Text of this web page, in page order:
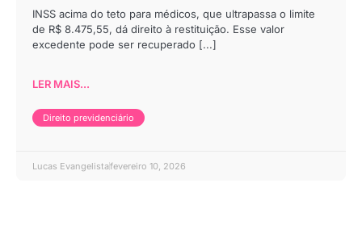
INSS acima do teto para médicos, que ultrapassa o limite
de R$ 8.475,55, dá direito à restituição. Esse valor
excedente pode ser recuperado [...]
LER MAIS...
Direito previdenciário
Lucas Evangelistafevereiro 10, 2026